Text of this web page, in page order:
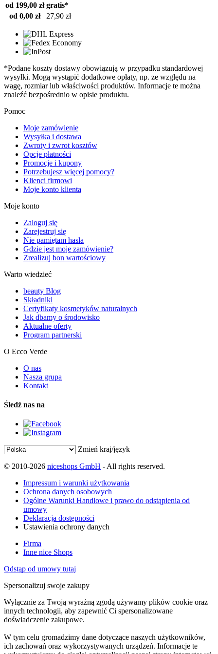
od 199,00 zł gratis*
od 0,00 zł
27,90 zł
*Podane koszty dostawy obowiązują w przypadku standardowej
wysyłki. Mogą wystąpić dodatkowe opłaty, np. ze względu na
wagę, rozmiar lub właściwości produktów. Informacje te można
znaleźć bezpośrednio w opisie produktu.
Pomoc
Moje zamówienie
Wysyłka i dostawa
Zwroty i zwrot kosztów
Opcje płatności
Promocje i kupony
Potrzebujesz więcej pomocy?
Klienci firmowi
Moje konto klienta
Moje konto
Zaloguj się
Zarejestruj się
Nie pamiętam hasła
Gdzie jest moje zamówienie?
Zrealizuj bon wartościowy
Warto wiedzieć
beauty Blog
Składniki
Certyfikaty kosmetyków naturalnych
Jak dbamy o środowisko
Aktualne oferty
Program partnerski
O Ecco Verde
O nas
Nasza grupa
Kontakt
Śledź nas na
Zmień kraj/język
© 2010-2026 niceshops GmbH - All rights reserved.
Impressum i warunki użytkowania
Ochrona danych osobowych
Ogólne Warunki Handlowe i prawo do odstąpienia od
umowy
Deklaracja dostępności
Ustawienia ochrony danych
Firma
Inne nice Shops
Odstąp od umowy tutaj
Spersonalizuj swoje zakupy
Wyłącznie za Twoją wyraźną zgodą używamy plików cookie oraz
innych technologii, aby zapewnić Ci spersonalizowane
doświadczenie zakupowe.
W tym celu gromadzimy dane dotyczące naszych użytkowników,
ich zachowań oraz wykorzystywanych urządzeń. Informacje te